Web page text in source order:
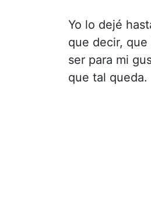
Yo lo dejé
que decir,
ser para mi
que tal queda.